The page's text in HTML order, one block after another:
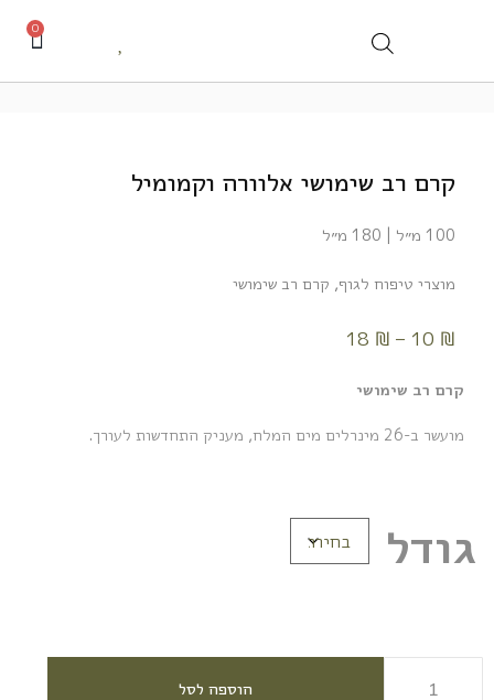
0
קרם רב שימושי אלוורה וקמומיל
100 מ״ל | 180 מ״ל
מוצרי טיפוח לגוף, קרם רב שימושי
10 ₪
–
18 ₪
קרם רב שימושי
מועשר ב-26 מינרלים מים המלח, מעניק התחדשות לעורך.
גודל
הוספה לסל